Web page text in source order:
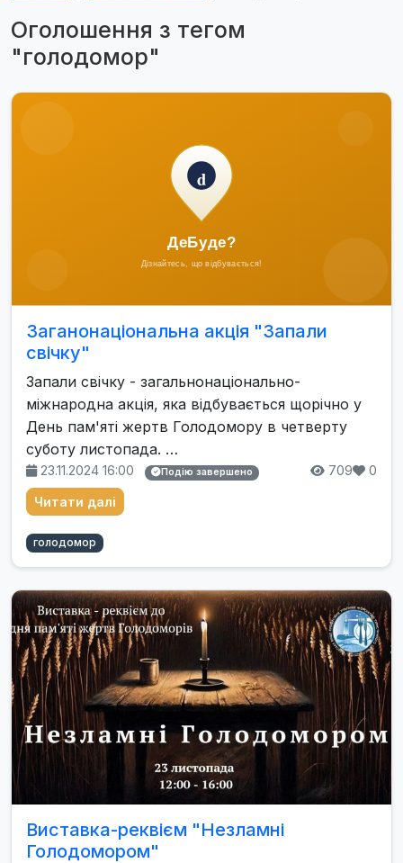
Оголошення з тегом
"голодомор"
Заганонаціональна акція "Запали
свічку"
Запали свічку - загальнонаціонально-
міжнародна акція, яка відбувається щорічно у
День пам'яті жертв Голодомору в четверту
суботу листопада. …
23.11.2024 16:00 Подію завершено 709 0
Читати далі
голодомор
Виставка-реквієм "Незламні
Голодомором"